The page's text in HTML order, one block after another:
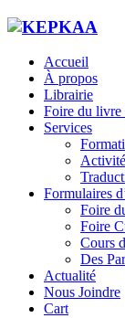
Accueil
À propos
Librairie
Foire du
Services
Formulaires
Foire
Foire
Cours
Des
Actualité
Nous Joindre
Cart